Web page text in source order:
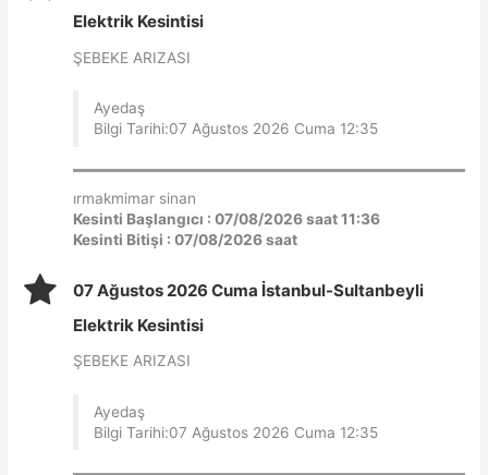
Elektrik Kesintisi
ŞEBEKE ARIZASI
Ayedaş
Bilgi Tarihi:07 Ağustos 2026 Cuma 12:35
ırmakmimar sinan
Kesinti Başlangıcı : 07/08/2026 saat 11:36
Kesinti Bitişi : 07/08/2026 saat
07 Ağustos 2026 Cuma İstanbul-Sultanbeyli
Elektrik Kesintisi
ŞEBEKE ARIZASI
Ayedaş
Bilgi Tarihi:07 Ağustos 2026 Cuma 12:35